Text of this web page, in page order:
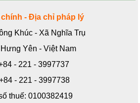
- Địa chỉ pháp lý
Khúc - Xã Nghĩa Trụ
Yên - Việt Nam
- 221 - 3997737
- 221 - 3997738
thuế: 0100382419